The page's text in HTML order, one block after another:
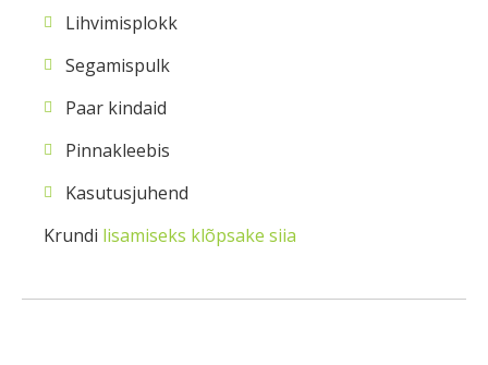
Lihvimisplokk
Segamispulk
Paar kindaid
Pinnakleebis
Kasutusjuhend
Krundi lisamiseks klõpsake siia